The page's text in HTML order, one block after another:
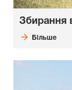
Збирання
Більше